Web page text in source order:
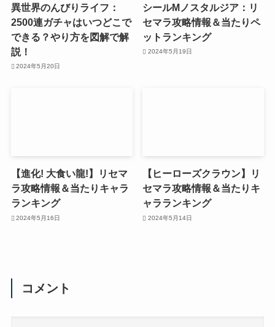
異世界のんびりライフ：
2500連ガチャはいつどこで
できる？やり方を図解で解
説！
2024年5月20日
シールMノスタルジア：リ
セマラ攻略情報＆当たりペ
ットランキング
2024年5月19日
【進化! 大食い龍!】リセマ
ラ攻略情報＆当たりキャラ
ランキング
2024年5月16日
【ヒーローズクラウン】リ
セマラ攻略情報＆当たりキ
ャラランキング
2024年5月14日
コメント